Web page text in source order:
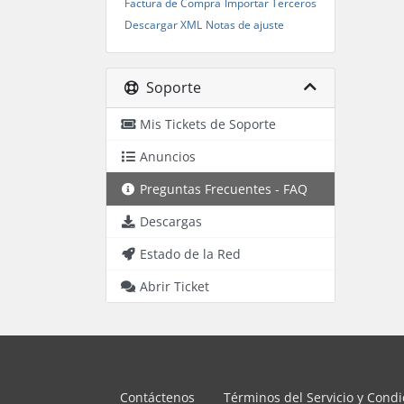
Factura de Compra Importar Terceros
Descargar XML Notas de ajuste
Soporte
Mis Tickets de Soporte
Anuncios
Preguntas Frecuentes - FAQ
Descargas
Estado de la Red
Abrir Ticket
Contáctenos Términos del Servicio y